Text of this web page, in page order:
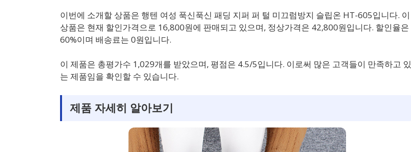
이번에 소개할 상품은 행텐 여성 푹신푹신 패딩 지퍼 퍼 털 미끄럼방지 슬립온 HT-605입니다. 이
상품은 현재 할인가격으로 16,800원에 판매되고 있으며, 정상가격은 42,800원입니다. 할인율은
60%이며 배송료는 0원입니다.
이 제품은 총평가수 1,029개를 받았으며, 평점은 4.5/5입니다. 이로써 많은 고객들이 만족하고 있
는 제품임을 확인할 수 있습니다.
제품 자세히 알아보기